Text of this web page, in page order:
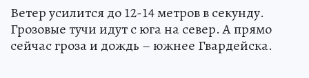
Ветер усилится до 12-14 метров в секунду.
Грозовые тучи идут с юга на север. А прямо
сейчас гроза и дождь – южнее Гвардейска.